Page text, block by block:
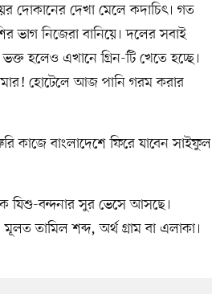
দোকানের দেখা মেলে কদাচিৎ। গত
ভাগ নিজেরা বানিয়ে। দলের সবাই
হলেও এখানে গ্রিন-টি খেতে হচ্ছে।
হোটেলে আজ পানি গরম করার
বাংলাদেশে ফিরে যাবেন সাইফুল
যিশু-বন্দনার সুর ভেসে আসছে।
তামিল শব্দ, অর্থ গ্রাম বা এলাকা।